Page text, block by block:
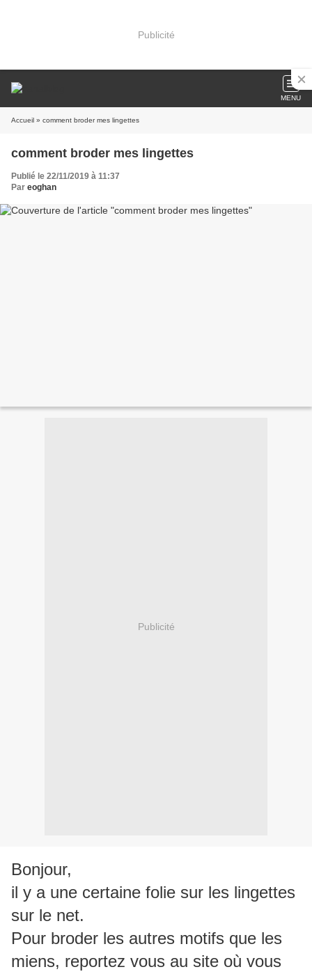
Publicité
MENU
Accueil » comment broder mes lingettes
comment broder mes lingettes
Publié le 22/11/2019 à 11:37
Par eoghan
Publicité
Bonjour,
il y a une certaine folie sur les lingettes
sur le net.
Pour broder les autres motifs que les
miens, reportez vous au site où vous